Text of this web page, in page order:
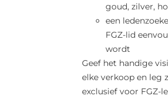
goud, zilver,
een
FGZ-lid
wordt
Geef het handige
elke verkoop en leg
exclusief voor FGZ-